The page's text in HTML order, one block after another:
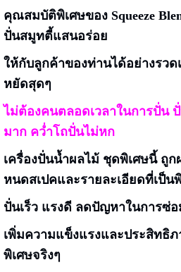
คุณสมบัติพิเศษของ Squeeze
ปั่นสมูทตี้แสนอร่อย
ให้กับลูกค้าของท่านได้อย่างรว
หยัดสุดๆ
ไม่ต้องคนตลอดเวลาในการปั่น ปั่
มาก คว่ำโถปั่นไม่หก
เครื่องปั่นน้ำผลไม้ ชุดพิเศษนี้ ถู
หนดสเปคและรายละเอียดที่เป็น
ปั่นเร็ว แรงดี ลดปัญหาในการซ่อ
เพิ่มความแข็งแรงและประสิทธิ
พิเศษจริงๆ